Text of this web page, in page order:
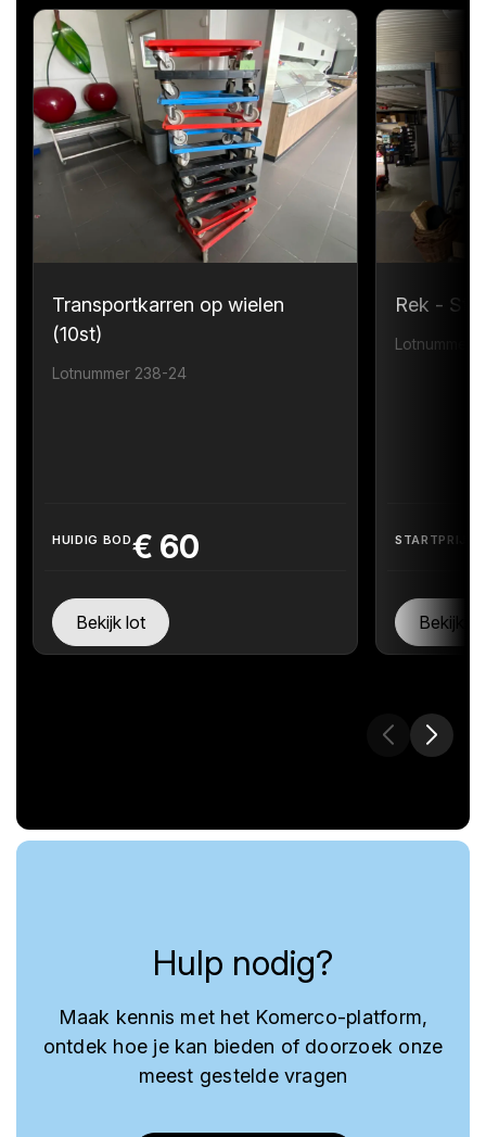
Transportkarren op wielen
(10st)
Lotnummer 238-24
HUIDIG BOD€ 60
Bekijk lot
Rek -
Lotnummer
STARTPRIJS
Bekijk
Hulp nodig?
Maak kennis met het Komerco-platform,
ontdek hoe je kan bieden of doorzoek onze
meest gestelde vragen